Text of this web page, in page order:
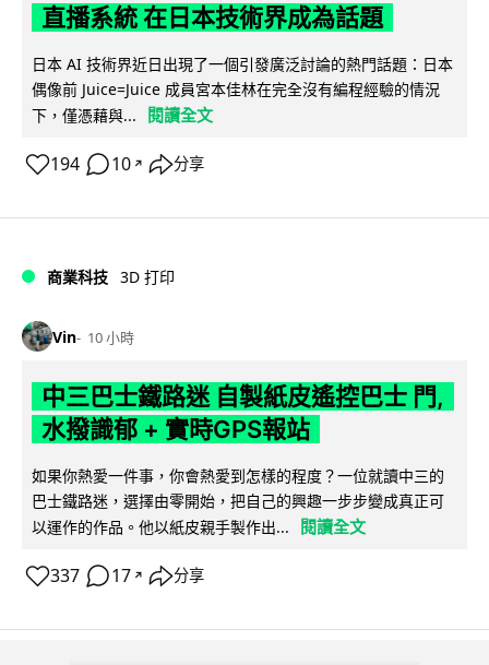
直播系統 在日本技術界成為話題
日本 AI 技術界近日出現了一個引發廣泛討論的熱門話題：日本
偶像前 Juice=Juice 成員宮本佳林在完全沒有編程經驗的情況
下，僅憑藉與...
閱讀全文
194 10 ↗ 分享
商業科技 3D 打印
Vin 10 小時
中三巴士鐵路迷 自製紙皮遙控巴士 門,
水撥識郁 + 實時GPS報站
如果你熱愛一件事，你會熱愛到怎樣的程度？一位就讀中三的
巴士鐵路迷，選擇由零開始，把自己的興趣一步步變成真正可
以運作的作品。他以紙皮親手製作出...
閱讀全文
337 17 ↗ 分享